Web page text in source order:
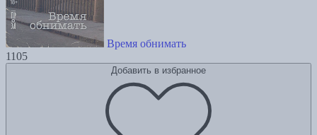
Время обнимать
1105
Добавить в избранное